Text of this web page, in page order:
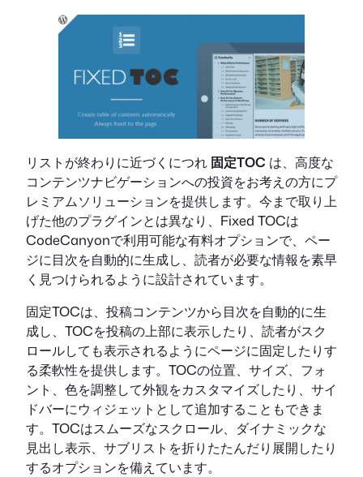
リストが終わりに近づくにつれ 固定TOC は、高度な
コンテンツナビゲーションへの投資をお考えの方にプ
レミアムソリューションを提供します。今まで取り上
げた他のプラグインとは異なり、Fixed TOCは
CodeCanyonで利用可能な有料オプションで、ペー
ジに目次を自動的に生成し、読者が必要な情報を素早
く見つけられるように設計されています。
固定TOCは、投稿コンテンツから目次を自動的に生
成し、TOCを投稿の上部に表示したり、読者がスク
ロールしても表示されるようにページに固定したりす
る柔軟性を提供します。TOCの位置、サイズ、フォ
ント、色を調整して外観をカスタマイズしたり、サイ
ドバーにウィジェットとして追加することもできま
す。TOCはスムーズなスクロール、ダイナミックな
見出し表示、サブリストを折りたたんだり展開したり
するオプションを備えています。